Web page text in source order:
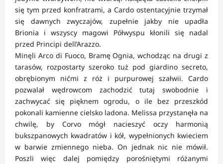
się tym przed konfratrami, a Cardo ostentacyjnie trzymał
się dawnych zwyczajów, zupełnie jakby nie upadła
Brionia i wszyscy magowi Półwyspu kłonili się nadal
przed Principi dell’Arazzo.
Minęli Arco di Fuoco, Bramę Ognia, wchodząc na drugi z
tarasów, rozpostarty szeroko tuż pod giardino secreto,
obrębionym nićmi z róż i purpurowej szałwii. Cardo
pozwalał wędrowcom zachodzić tutaj swobodnie i
zachwycać się pięknem ogrodu, o ile bez przeszkód
pokonali kamienne cielsko ladona. Melissa przystanęła na
chwilę, by Corvo mógł nacieszyć oczy harmonią
bukszpanowych kwadratów i kół, wypełnionych kwieciem
w barwie zmiennego nieba. On jednak nic nie mówił.
Poszli więc dalej pomiędzy porośniętymi różanymi